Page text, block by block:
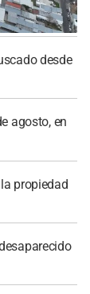
desde
agosto, en
propiedad